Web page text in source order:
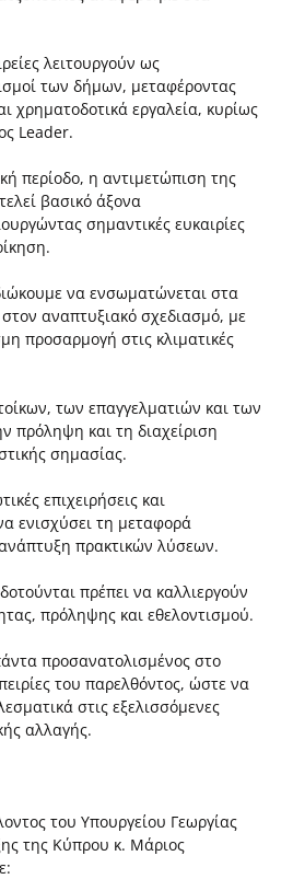
λειτουργούν ως
των δήμων, μεταφέροντας
χρηματοδοτικά εργαλεία, κυρίως
Leader.
περίοδο, η αντιμετώπιση της
βασικό άξονα
σημαντικές ευκαιρίες
να ενσωματώνεται στα
αναπτυξιακό σχεδιασμό, με
προσαρμογή στις κλιματικές
των επαγγελματιών και των
πρόληψη και τη διαχείριση
σημασίας.
επιχειρήσεις και
ενισχύσει τη μεταφορά
πρακτικών λύσεων.
πρέπει να καλλιεργούν
πρόληψης και εθελοντισμού.
προσανατολισμένος στο
του παρελθόντος, ώστε να
στις εξελισσόμενες
αλλαγής.
του Υπουργείου Γεωργίας
της Κύπρου κ. Μάριος